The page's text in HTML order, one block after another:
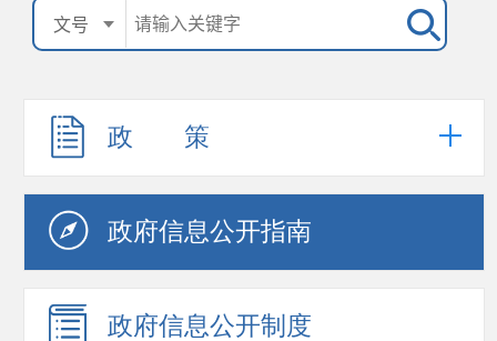
政 策
政府信息公开指南
政府信息公开制度